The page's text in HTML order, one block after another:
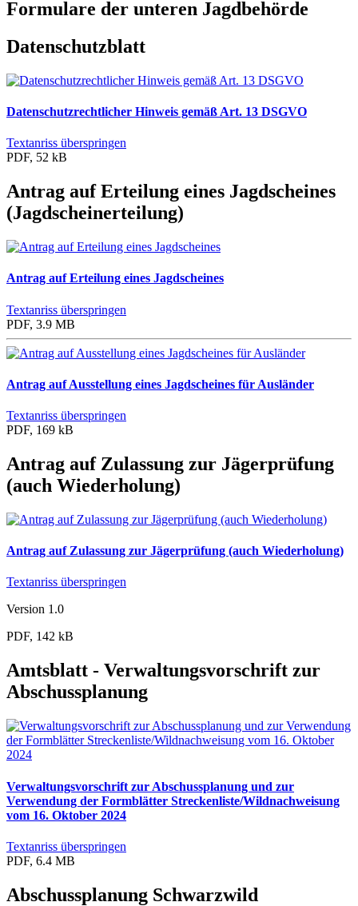
Formulare der unteren Jagdbehörde
Datenschutzblatt
Datenschutzrechtlicher Hinweis gemäß Art. 13 DSGVO
Textanriss überspringen
PDF, 52 kB
Antrag auf Erteilung eines Jagdscheines
(Jagdscheinerteilung)
Antrag auf Erteilung eines Jagdscheines
Textanriss überspringen
PDF, 3.9 MB
Antrag auf Ausstellung eines Jagdscheines für Ausländer
Textanriss überspringen
PDF, 169 kB
Antrag auf Zulassung zur Jägerprüfung
(auch Wiederholung)
Antrag auf Zulassung zur Jägerprüfung (auch Wiederholung)
Textanriss überspringen
Version 1.0
PDF, 142 kB
Amtsblatt - Verwaltungsvorschrift zur
Abschussplanung
Verwaltungsvorschrift zur Abschussplanung und zur
Verwendung der Formblätter Streckenliste/Wildnachweisung
vom 16. Oktober 2024
Textanriss überspringen
PDF, 6.4 MB
Abschussplanung Schwarzwild